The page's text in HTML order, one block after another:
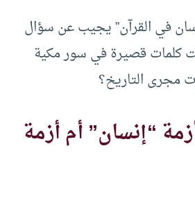
في القرآن” يجيب عن سؤال
قصيرة في سور مكية
مجرى التاريخ؟
“إنسان” أم أزمة